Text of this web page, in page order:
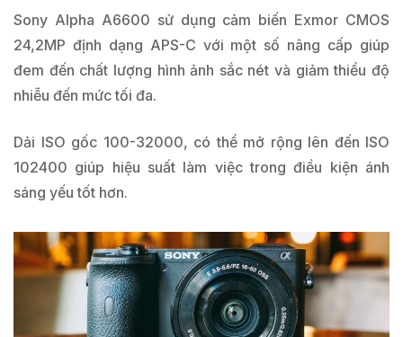
Sony Alpha A6600 sử dụng cảm biến Exmor CMOS
24,2MP định dạng APS-C với một số nâng cấp giúp
đem đến chất lượng hình ảnh sắc nét và giảm thiểu độ
nhiễu đến mức tối đa.
Dải ISO gốc 100-32000, có thể mở rộng lên đến ISO
102400 giúp hiệu suất làm việc trong điều kiện ánh
sáng yếu tốt hơn.